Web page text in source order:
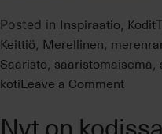
Posted in Inspiraatio, Kodit
Keittiö, Merellinen,
Saaristo, saaristomaisema ,
kotiLeave a Commenton